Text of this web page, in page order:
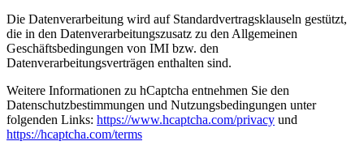
Die Datenverarbeitung wird auf Standardvertragsklauseln gestützt,
die in den Datenverarbeitungszusatz zu den Allgemeinen
Geschäftsbedingungen von IMI bzw. den
Datenverarbeitungsverträgen enthalten sind.
Weitere Informationen zu hCaptcha entnehmen Sie den
Datenschutzbestimmungen und Nutzungsbedingungen unter
folgenden Links: https://www.hcaptcha.com/privacy und
https://hcaptcha.com/terms